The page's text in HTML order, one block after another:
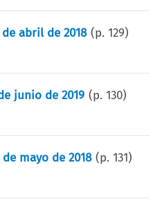
de abril de 2018 (p.129)
junio de 2019 (p.130)
mayo de 2018 (p.131)